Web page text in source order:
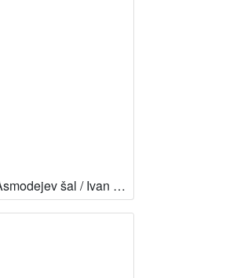
Asmodejev šal / Ivan Aralica